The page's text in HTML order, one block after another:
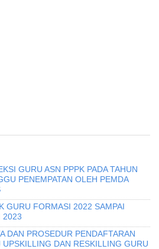
GURU ASN PPPK PADA TAHUN
PENEMPATAN OLEH PEMDA
GURU FORMASI 2022 SAMPAI
2023
DAN PROSEDUR PENDAFTARAN
DAN RESKILLING GURU